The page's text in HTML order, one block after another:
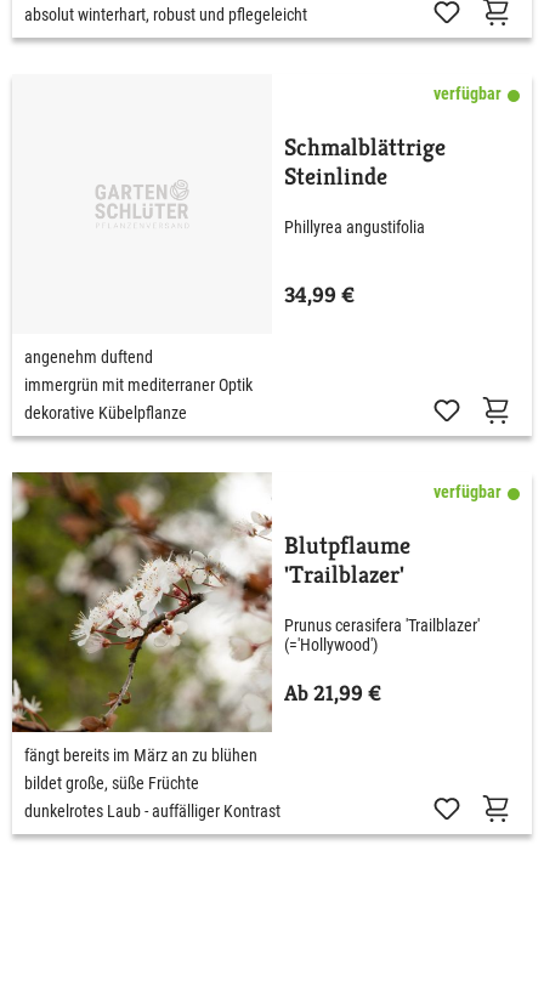
absolut winterhart, robust und pflegeleicht
verfügbar
Schmalblättrige
Steinlinde
Phillyrea angustifolia
34,99 €
angenehm duftend
immergrün mit mediterraner Optik
dekorative Kübelpflanze
verfügbar
Blutpflaume
'Trailblazer'
Prunus cerasifera 'Trailblazer'
(='Hollywood')
Ab 21,99 €
fängt bereits im März an zu blühen
bildet große, süße Früchte
dunkelrotes Laub - auffälliger Kontrast